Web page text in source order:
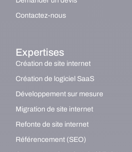
Contactez-nous
Expertises
Création de site internet
Création de logiciel SaaS
Développement sur mesure
Migration de site internet
Refonte de site internet
Référencement (SEO)